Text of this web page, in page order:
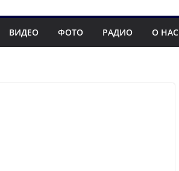
ВИДЕО ФОТО РАДИО О НАС